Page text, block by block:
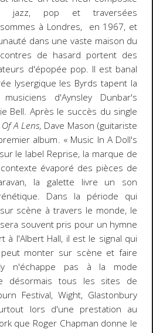
jazz, pop et traversées
à Londres, en 1967, et
dans une vaste maison du
de hasard portent des
d'épopée pop. Il est banal
lysergique les Byrds tapent la
d'Aynsley Dunbar's
Bell. Après le succès du single
A Lens, Dave Mason (guitariste
album. « Music In A Doll's
le label Reprise, la marque de
évaporé des pièces de
la galette livre un son
Dans la période qui
scène à travers le monde, le
souvent pris pour un hymne
à l'Albert Hall, il est le signal qui
monter sur scène et faire
n'échappe pas à la mode
désormais tous les sites de
Festival, Wight, Glastonbury
lors d'une prestation au
que Roger Chapman donne le